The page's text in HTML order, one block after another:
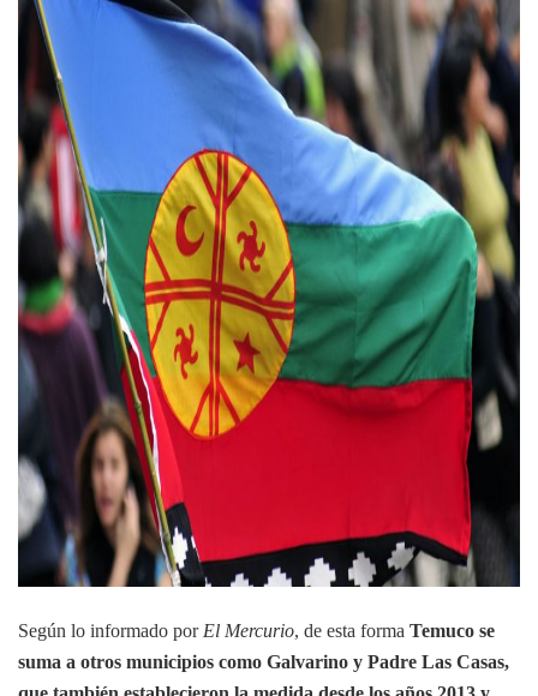
Según lo informado por El Mercurio, de esta forma Temuco se
suma a otros municipios como Galvarino y Padre Las Casas,